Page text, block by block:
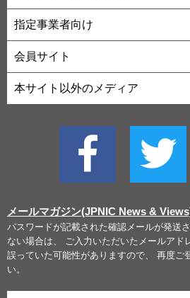
指定事業者向け
会員サイト
本サイト以外のメディア
メールマガジン(JPNIC News &
パスワードが記載された確認メールが発送
ない場合は、 ご入力いただいたメールアド
誤っていた可能性がありますので、 再度ご
い。